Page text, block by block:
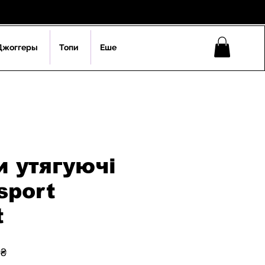
Топи Еше
утягуючі
За